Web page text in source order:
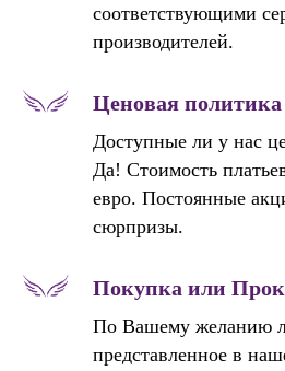
соответствующими
производителей.
Ценовая политика
Доступные ли у нас
Да! Стоимость
евро. Постоянные
сюрпризы.
Покупка или
По Вашему желанию
представленное в